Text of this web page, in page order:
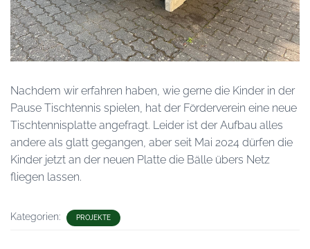
A
L
T
E
Nachdem wir erfahren haben, wie gerne die Kinder in der
Pause Tischtennis spielen, hat der Förderverein eine neue
Tischtennisplatte angefragt. Leider ist der Aufbau alles
andere als glatt gegangen, aber seit Mai 2024 dürfen die
Kinder jetzt an der neuen Platte die Bälle übers Netz
fliegen lassen.
Kategorien: PROJEKTE